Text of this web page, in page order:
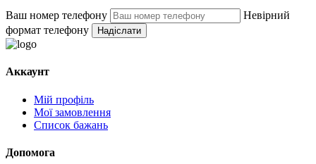
Ваш номер телефону
Невірний
формат телефону
Надіслати
Аккаунт
Мій профіль
Мої замовлення
Список бажань
Допомога